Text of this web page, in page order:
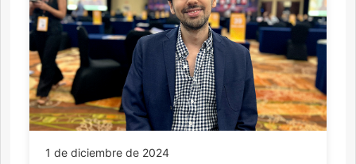
1 de diciembre de 2024